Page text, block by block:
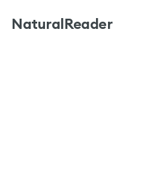
NaturalReader